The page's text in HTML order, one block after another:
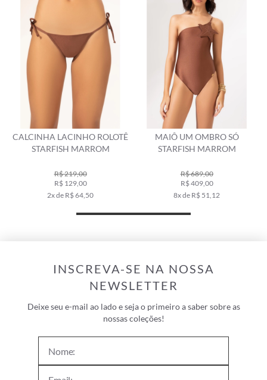
CALCINHA LACINHO ROLOTÊ
STARFISH MARROM
R$ 219,00
R$ 129,00
2x de R$ 64,50
MAIÔ UM OMBRO SÓ
STARFISH MARROM
R$ 689,00
R$ 409,00
8x de R$ 51,12
INSCREVA-SE NA NOSSA
NEWSLETTER
Deixe seu e-mail ao lado e seja o primeiro a saber sobre as
nossas coleções!